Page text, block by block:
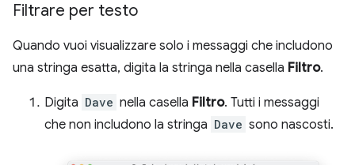
Filtrare per testo
Quando vuoi visualizzare solo i messaggi che includono
una stringa esatta, digita la stringa nella casella Filtro.
Digita Dave nella casella Filtro. Tutti i messaggi
che non includono la stringa Dave sono nascosti.